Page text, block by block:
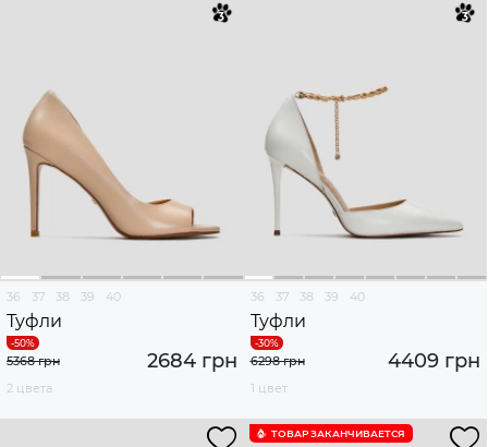
36 37 38 39 40
Туфли
2684 грн
5368 грн
2 цвета
36 37 38 39 40
Туфли
4409 грн
6298 грн
1 цвет
ТОВАР ЗАКАНЧИВАЕТСЯ